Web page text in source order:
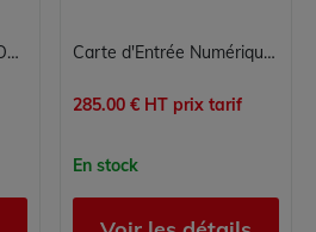
Module Mémoire EEPROM OMRON CQM1-ME08K pour Automatisation Industrielle Carte d'Entrée Numérique OMRON C200H-ID216 pour Contrôle Industriel
285.00 € HT prix tarif
En stock